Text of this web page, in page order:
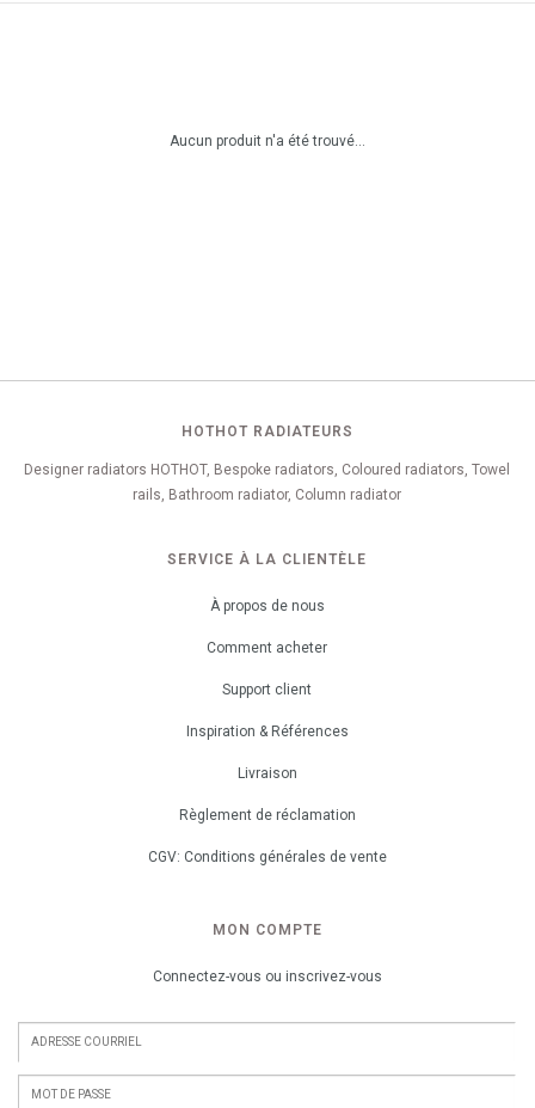
Aucun produit n'a été trouvé...
HOTHOT RADIATEURS
Designer radiators HOTHOT, Bespoke radiators, Coloured radiators, Towel
rails, Bathroom radiator, Column radiator
SERVICE À LA CLIENTÈLE
À propos de nous
Comment acheter
Support client
Inspiration & Références
Livraison
Règlement de réclamation
CGV: Conditions générales de vente
MON COMPTE
Connectez-vous ou inscrivez-vous